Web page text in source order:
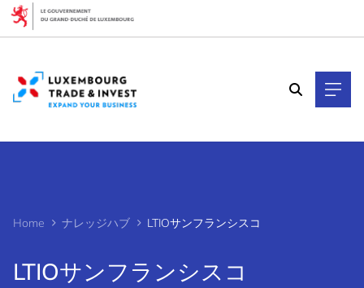
Home ナレッジハブ LTIOサンフランシスコ
LTIOサンフランシスコ
Cookies management panel